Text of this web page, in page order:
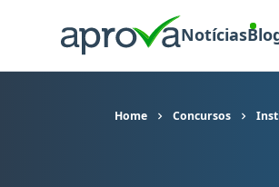
Notícias
Home Concursos